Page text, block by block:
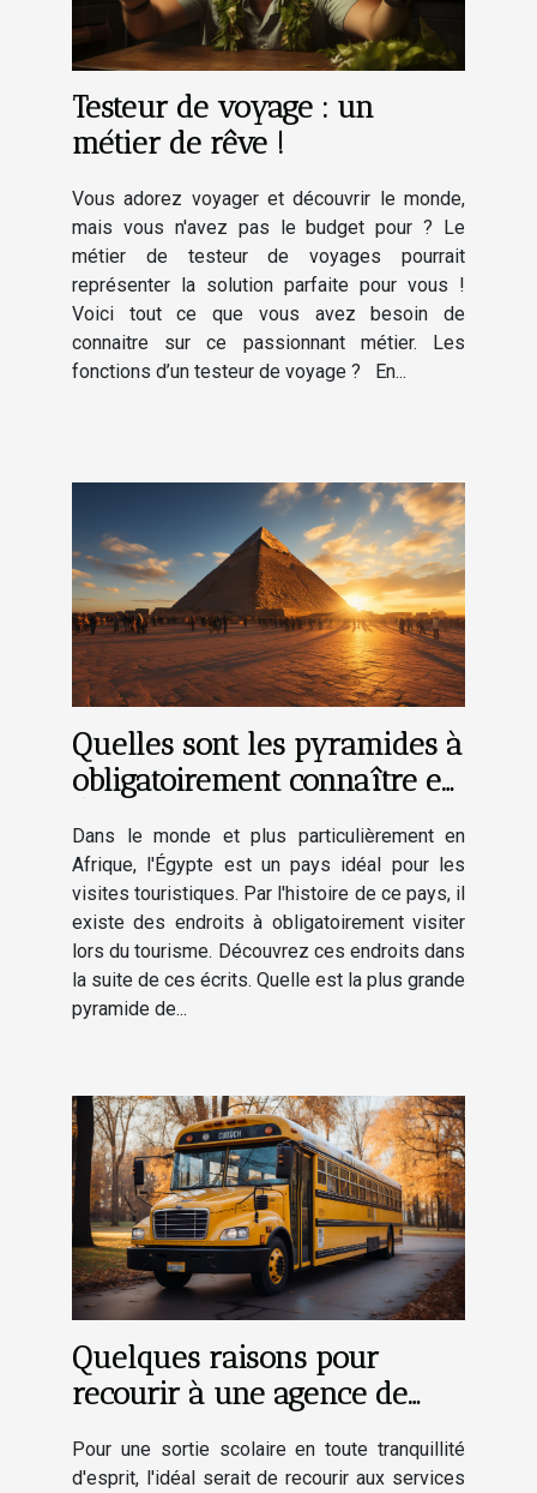
Testeur de voyage : un
métier de rêve !
Vous adorez voyager et découvrir le monde,
mais vous n'avez pas le budget pour ? Le
métier de testeur de voyages pourrait
représenter la solution parfaite pour vous !
Voici tout ce que vous avez besoin de
connaitre sur ce passionnant métier. Les
fonctions d’un testeur de voyage ? En...
Quelles sont les pyramides à
obligatoirement connaître en
Dans le monde et plus particulièrement en
Afrique, l'Égypte est un pays idéal pour les
visites touristiques. Par l'histoire de ce pays, il
existe des endroits à obligatoirement visiter
lors du tourisme. Découvrez ces endroits dans
la suite de ces écrits. Quelle est la plus grande
pyramide de...
Quelques raisons pour
recourir à une agence de
Pour une sortie scolaire en toute tranquillité
d'esprit, l'idéal serait de recourir aux services